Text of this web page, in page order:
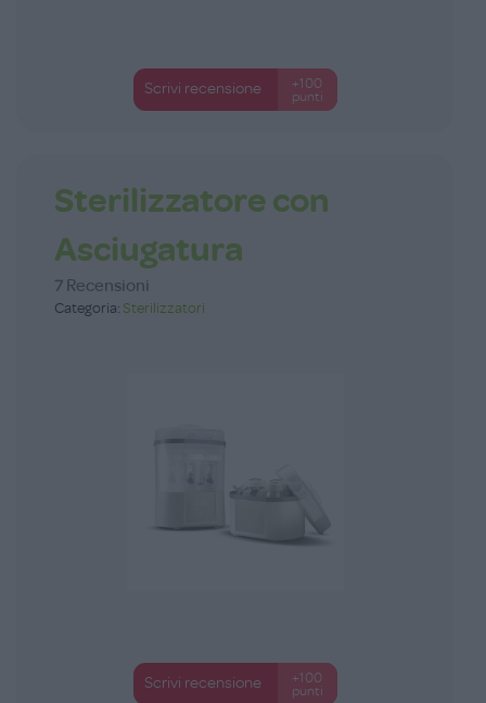
Scrivi recensione
+100
punti
Sterilizzatore con
Asciugatura
7 Recensioni
Categoria: Sterilizzatori
Scrivi recensione
+100
punti